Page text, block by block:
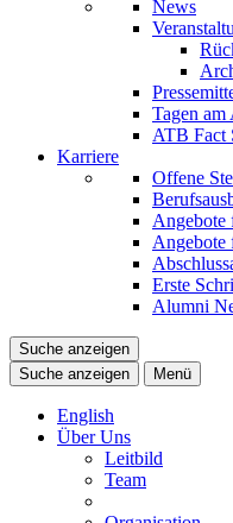
News
Tagen am
ATB Fact
Karriere
Offene
Angebote
Angebote
Erste
Alumni
Suche anzeigen
Suche anzeigen
Menü
English
Über Uns
Leitbild
Team